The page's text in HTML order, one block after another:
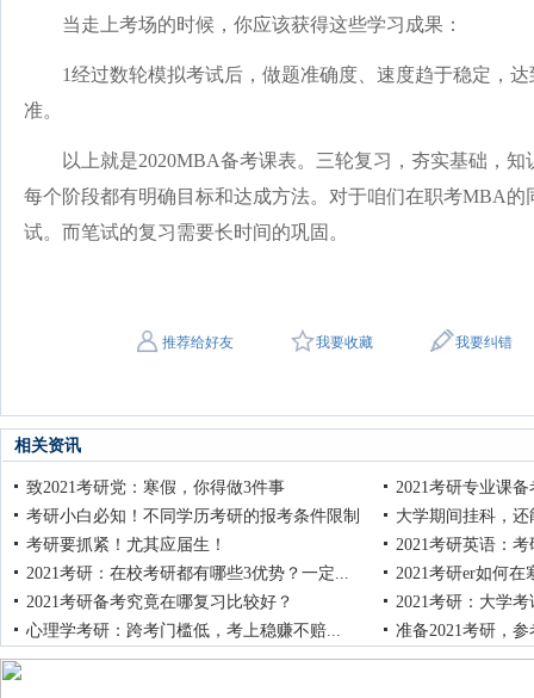
当走上考场的时候，你应该获得这些学习成果：
1经过数轮模拟考试后，做题准确度、速度趋于稳定，达
准。
以上就是2020MBA备考课表。三轮复习，夯实基础，知
每个阶段都有明确目标和达成方法。对于咱们在职考MBA的
试。而笔试的复习需要长时间的巩固。
推荐给好友 我要收藏 我要纠错
相关资讯
致2021考研党：寒假，你得做3件事
2021考研专业课
考研小白必知！不同学历考研的报考条件限制
大学期间挂科，
考研要抓紧！尤其应届生！
2021考研英语：
2021考研：在校考研都有哪些3优势？一定...
2021考研er如何
2021考研备考究竟在哪复习比较好？
2021考研：大学
心理学考研：跨考门槛低，考上稳赚不赔...
准备2021考研，